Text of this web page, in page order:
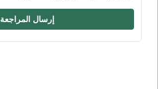
إرسال المراجعة